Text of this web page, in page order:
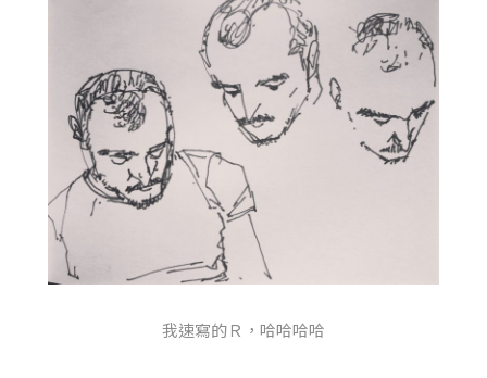
我速寫的Ｒ，哈哈哈哈